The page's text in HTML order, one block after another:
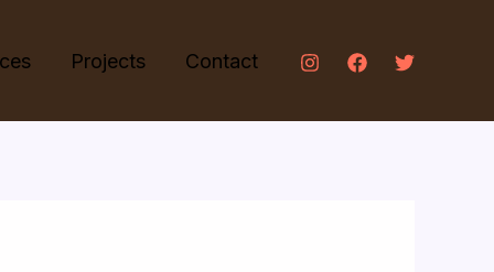
Projects Contact